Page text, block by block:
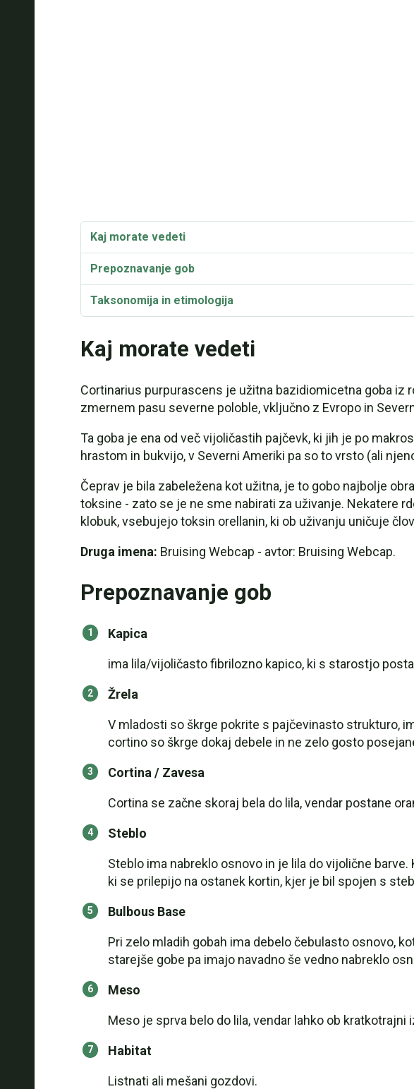
Kaj morate vedeti
Prepoznavanje gob
Taksonomija in etimologija
Kaj morate vedeti
Cortinarius purpurascens je užitna bazidiomicetna goba iz
zmernem pasu severne poloble, vključno z Evropo in
Ta goba je ena od več vijoličastih pajčevk, ki jih je po
hrastom in bukvijo, v Severni Ameriki pa so to vrsto (ali
Čeprav je bila zabeležena kot užitna, je to gobo najbolje
toksine - zato se je ne sme nabirati za uživanje. Nekatere
klobuk, vsebujejo toksin orellanin, ki ob uživanju uničuje
Druga imena: Bruising Webcap - avtor: Bruising Webcap.
Prepoznavanje gob
Kapica
ima lila/vijoličasto fibrilozno kapico, ki s starostjo
Žrela
V mladosti so škrge pokrite s pajčevinasto strukturo,
cortino so škrge dokaj debele in ne zelo gosto
Cortina / Zavesa
Cortina se začne skoraj bela do lila, vendar postane
Steblo
Steblo ima nabreklo osnovo in je lila do vijolične
ki se prilepijo na ostanek kortin, kjer je bil spojen s
Bulbous Base
Pri zelo mladih gobah ima debelo čebulasto osnovo,
starejše gobe pa imajo navadno še vedno nabreklo
Meso
Meso je sprva belo do lila, vendar lahko ob
Habitat
Listnati ali mešani gozdovi.